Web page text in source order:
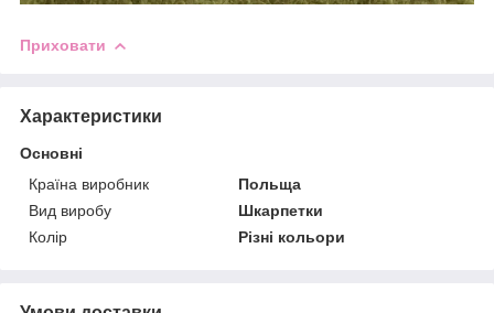
Приховати
Характеристики
Основні
Країна виробник
Польща
Вид виробу
Шкарпетки
Колір
Різні кольори